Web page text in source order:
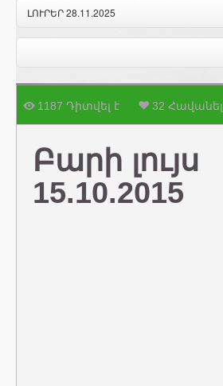
ԼՈՒՐԵՐ 28.11.2025
1187 Դիտվել է 32 Հավանել
Բարի լույս
15.10.2015